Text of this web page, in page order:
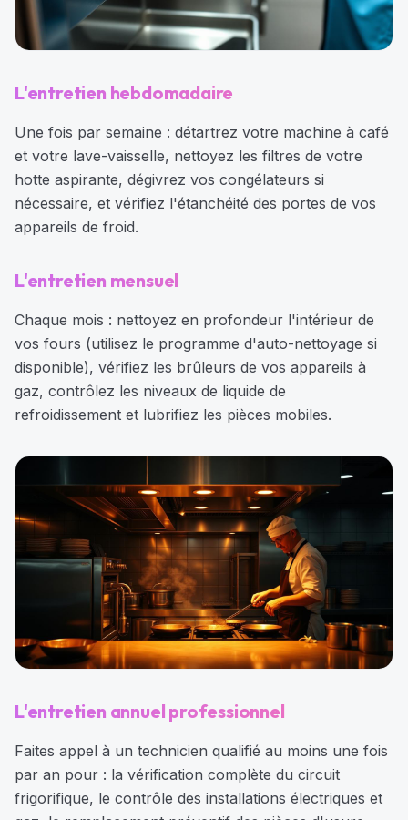
L'entretien hebdomadaire
Une fois par semaine : détartrez votre machine à café
et votre lave-vaisselle, nettoyez les filtres de votre
hotte aspirante, dégivrez vos congélateurs si
nécessaire, et vérifiez l'étanchéité des portes de vos
appareils de froid.
L'entretien mensuel
Chaque mois : nettoyez en profondeur l'intérieur de
vos fours (utilisez le programme d'auto-nettoyage si
disponible), vérifiez les brûleurs de vos appareils à
gaz, contrôlez les niveaux de liquide de
refroidissement et lubrifiez les pièces mobiles.
L'entretien annuel professionnel
Faites appel à un technicien qualifié au moins une fois
par an pour : la vérification complète du circuit
frigorifique, le contrôle des installations électriques et